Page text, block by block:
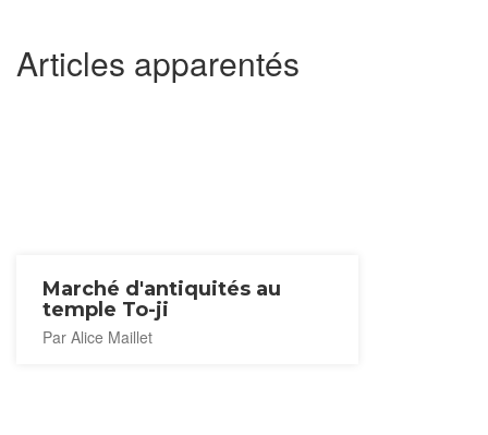
Articles apparentés
Marché d'antiquités au
temple To-ji
Par Alice Maillet